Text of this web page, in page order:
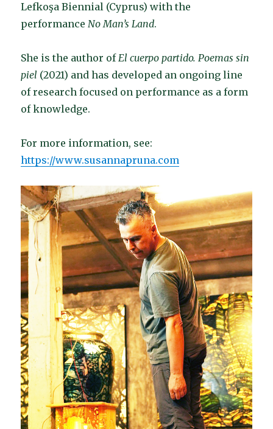
Lefkoşa Biennial (Cyprus) with the
performanceNo Man’s Land.
She is the author ofEl cuerpo partido. Poemas sin
piel (2021) and has developed an ongoing line
of research focused on performance as a form
of knowledge.
For more information, see:
https://www.susannapruna.com